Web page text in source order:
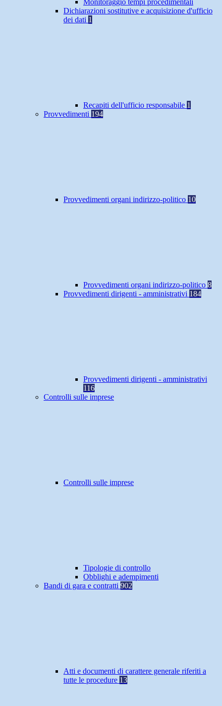
Monitoraggio tempi procedimentali
Dichiarazioni sostitutive e acquisizione d'ufficio
dei dati 1
Recapiti dell'ufficio responsabile 1
Provvedimenti 194
Provvedimenti organi indirizzo-politico 10
Provvedimenti organi indirizzo-politico 8
Provvedimenti dirigenti - amministrativi 184
Provvedimenti dirigenti - amministrativi
116
Controlli sulle imprese
Controlli sulle imprese
Tipologie di controllo
Obblighi e adempimenti
Bandi di gara e contratti 902
Atti e documenti di carattere generale riferiti a
tutte le procedure 13